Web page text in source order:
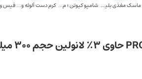
ماسک مغذی بلیتا... شامپو کیوتن ؛ م... کرم دست آلوئه و...